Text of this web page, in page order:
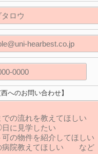
へのお問い合わせ】